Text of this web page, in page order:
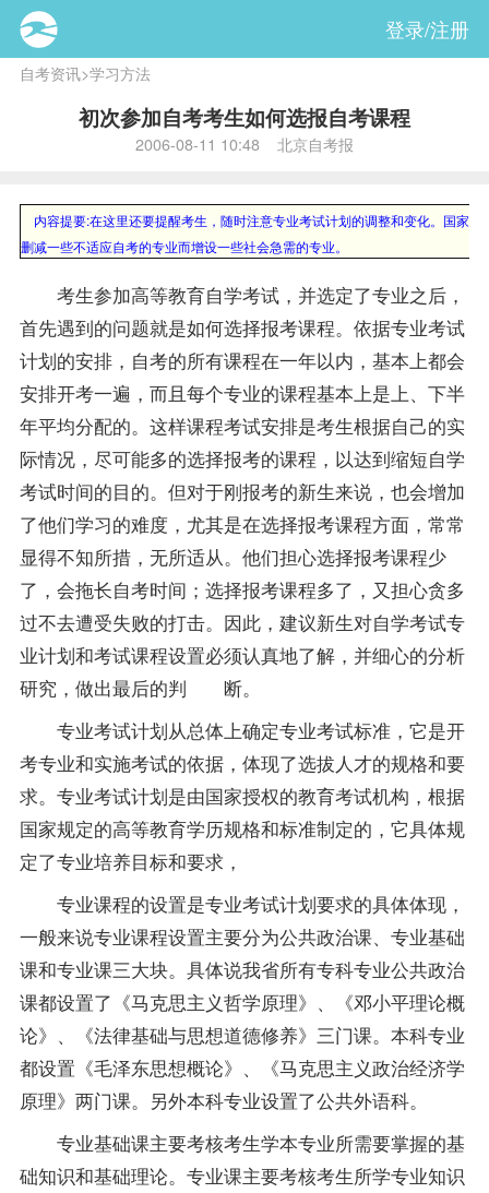
登录/注册
自考资讯>学习方法
初次参加自考考生如何选报自考课程
2006-08-11 10:48 北京自考报
内容提要:在这里还要提醒考生，随时注意专业考试计划的调整和变化。国家
删减一些不适应自考的专业而增设一些社会急需的专业。
考生参加高等教育自学考试，并选定了专业之后，
首先遇到的问题就是如何选择报考课程。依据专业考试
计划的安排，自考的所有课程在一年以内，基本上都会
安排开考一遍，而且每个专业的课程基本上是上、下半
年平均分配的。这样课程考试安排是考生根据自己的实
际情况，尽可能多的选择报考的课程，以达到缩短自学
考试时间的目的。但对于刚报考的新生来说，也会增加
了他们学习的难度，尤其是在选择报考课程方面，常常
显得不知所措，无所适从。他们担心选择报考课程少
了，会拖长自考时间；选择报考课程多了，又担心贪多
过不去遭受失败的打击。因此，建议新生对自学考试专
业计划和考试课程设置必须认真地了解，并细心的分析
研究，做出最后的判 断。
专业考试计划从总体上确定专业考试标准，它是开
考专业和实施考试的依据，体现了选拔人才的规格和要
求。专业考试计划是由国家授权的教育考试机构，根据
国家规定的高等教育学历规格和标准制定的，它具体规
定了专业培养目标和要求，
专业课程的设置是专业考试计划要求的具体体现，
一般来说专业课程设置主要分为公共政治课、专业基础
课和专业课三大块。具体说我省所有专科专业公共政治
课都设置了《马克思主义哲学原理》、《邓小平理论概
论》、《法律基础与思想道德修养》三门课。本科专业
都设置《毛泽东思想概论》、《马克思主义政治经济学
原理》两门课。另外本科专业设置了公共外语科。
专业基础课主要考核考生学本专业所需要掌握的基
础知识和基础理论。专业课主要考核考生所学专业知识